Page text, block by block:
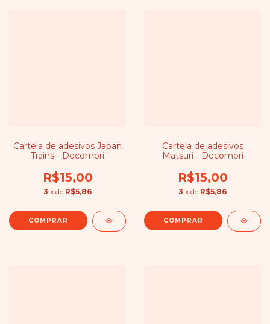
Cartela de adesivos Japan
Trains - Decomori
R$15,00
3 x de R$5,86
Cartela de adesivos
Matsuri - Decomori
R$15,00
3 x de R$5,86